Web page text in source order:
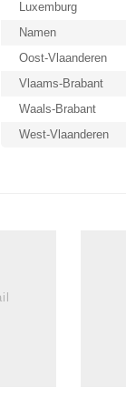
Luxemburg
Namen
Oost-Vlaanderen
Vlaams-Brabant
Waals-Brabant
West-Vlaanderen